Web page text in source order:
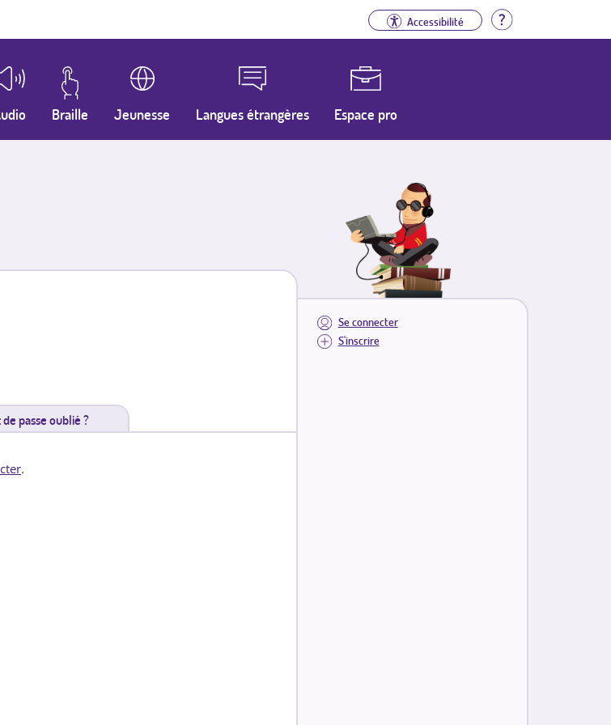
Accessibilité Aide
Braille Jeunesse Langues étrangères Espace pro
Se connecter
S'inscrire
de passe oublié ?
.